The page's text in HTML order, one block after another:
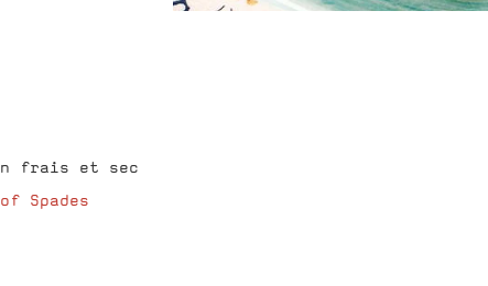
frais et sec
Spades